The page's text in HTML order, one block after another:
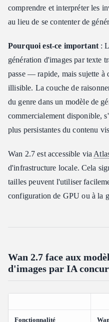
comprendre et interpréter les
au lieu de se contenter de
Pourquoi est-ce important :
génération d'images par texte
passe — rapide, mais sujette à
illisible. La couche de
du genre dans un modèle de
commercialement disponible,
plus persistantes du contenu
Wan 2.7 est accessible via
d'infrastructure locale. Cela
tailles peuvent l'utiliser
configuration de GPU ou à la
Wan 2.7 face aux
d'images par IA
Fonctionnalité